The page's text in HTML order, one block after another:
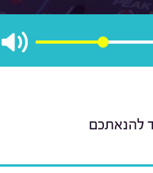
להנאתכם